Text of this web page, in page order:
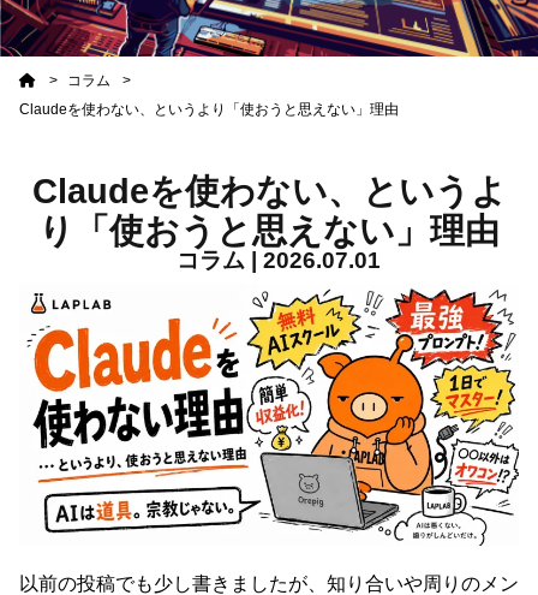
ホ
ー
コラム
Claudeを使わない、というより「使おうと思えない」理由
Claudeを使わない、というよ
り「使おうと思えない」理由
コラム | 2026.07.01
以前の投稿でも少し書きましたが、知り合いや周りのメン